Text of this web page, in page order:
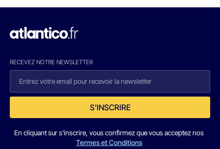
RECEVEZ NOTRE NEWSLETTER
S'INSCRIRE
En cliquant sur s'inscrire, vous confirmez que vous acceptez nos
Termes et Conditions